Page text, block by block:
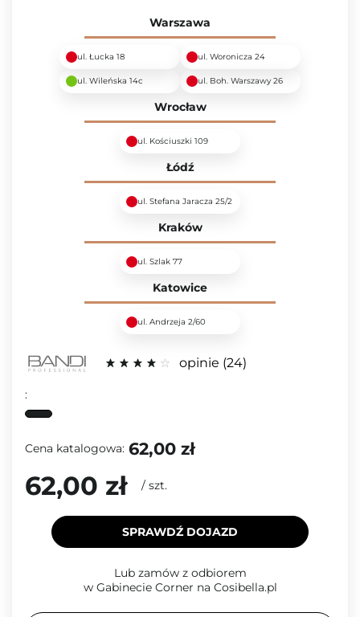
Warszawa
ul. Łucka 18 ul. Woronicza 24
ul. Wileńska 14c ul. Boh. Warszawy 26
Wrocław
ul. Kościuszki 109
Łódź
ul. Stefana Jaracza 25/2
Kraków
ul. Szlak 77
Katowice
ul. Andrzeja 2/60
opinie 24
:
Cena katalogowa: 62,00 zł
62,00 zł / szt.
SPRAWDŹ DOJAZD
Lub zamów z odbiorem
w Gabinecie Corner na Cosibella.pl